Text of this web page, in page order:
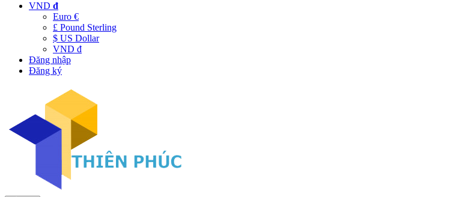
VND đ
Euro €
£ Pound Sterling
$ US Dollar
VND đ
Đăng nhập
Đăng ký